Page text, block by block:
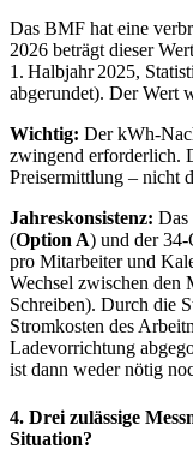
Das BMF hat eine
2026 beträgt dieser
1. Halbjahr 2025,
abgerundet). Der Wert
Wichtig: Der kWh-
zwingend erforderlich.
Preisermittlung – nicht
Jahreskonsistenz: Das
(Option A) und der 34-
pro Mitarbeiter und
Wechsel zwischen den
Schreiben). Durch die
Stromkosten des
Ladevorrichtung
ist dann weder nötig
4. Drei zulässige
Situation?